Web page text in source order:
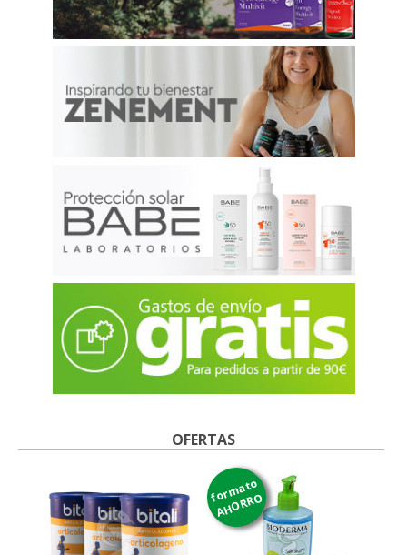
OFERTAS
formato
AHORRO